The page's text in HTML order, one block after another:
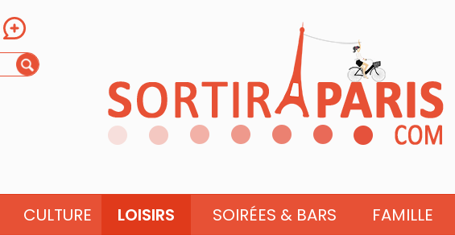
CULTURE LOISIRS SOIRÉES & BARS FAMILLE